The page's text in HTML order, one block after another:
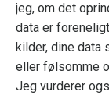
jeg, om det
data er
kilder, dine data
eller følsomme
Jeg vurderer